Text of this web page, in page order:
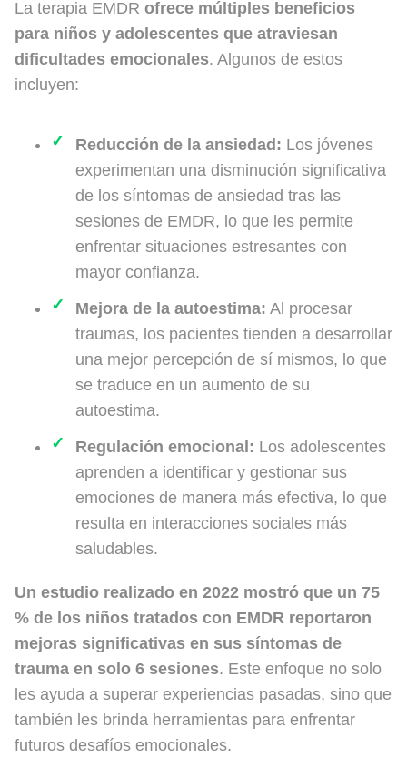
La terapia EMDR ofrece múltiples beneficios
para niños y adolescentes que atraviesan
dificultades emocionales. Algunos de estos
incluyen:
Reducción de la ansiedad: Los jóvenes
experimentan una disminución significativa
de los síntomas de ansiedad tras las
sesiones de EMDR, lo que les permite
enfrentar situaciones estresantes con
mayor confianza.
Mejora de la autoestima: Al procesar
traumas, los pacientes tienden a desarrollar
una mejor percepción de sí mismos, lo que
se traduce en un aumento de su
autoestima.
Regulación emocional: Los adolescentes
aprenden a identificar y gestionar sus
emociones de manera más efectiva, lo que
resulta en interacciones sociales más
saludables.
Un estudio realizado en 2022 mostró que un 75
% de los niños tratados con EMDR reportaron
mejoras significativas en sus síntomas de
trauma en solo 6 sesiones. Este enfoque no solo
les ayuda a superar experiencias pasadas, sino que
también les brinda herramientas para enfrentar
futuros desafíos emocionales.